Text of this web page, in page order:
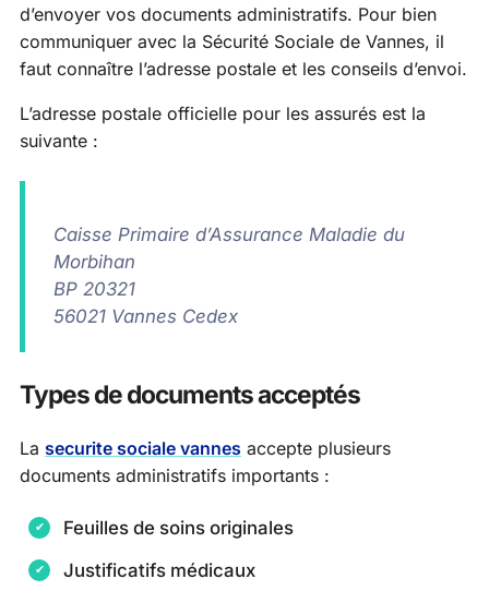
d’envoyer vos documents administratifs. Pour bien
communiquer avec la Sécurité Sociale de Vannes, il
faut connaître l’adresse postale et les conseils d’envoi.
L’adresse postale officielle pour les assurés est la
suivante :
Caisse Primaire d’Assurance Maladie du
Morbihan
BP 20321
56021 Vannes Cedex
Types de documents acceptés
La securite sociale vannes accepte plusieurs
documents administratifs importants :
Feuilles de soins originales
Justificatifs médicaux